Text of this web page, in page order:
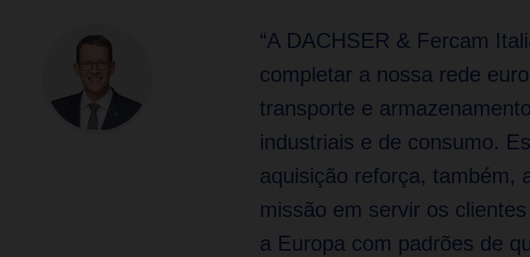
“A DACHSER & Fercam
completar a nossa rede
transporte e
industriais e de consumo.
aquisição reforça, também,
missão em servir os
a Europa com padrões de